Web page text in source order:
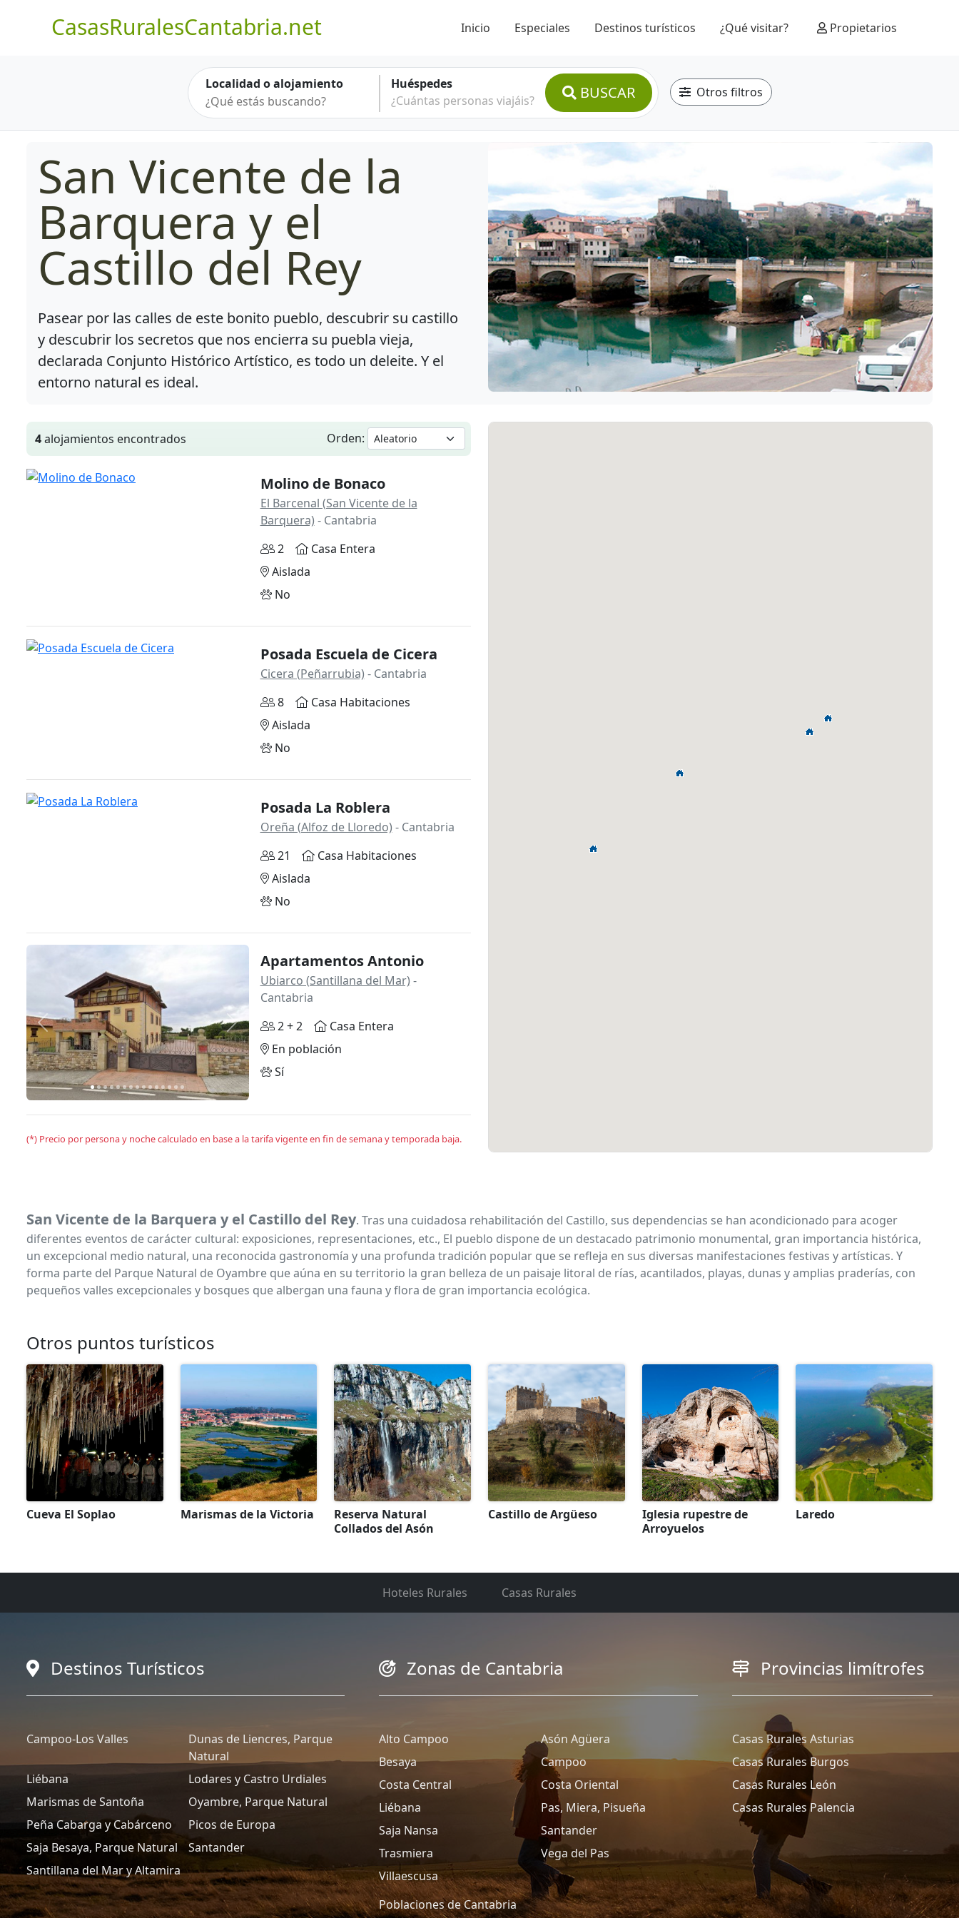
CasasRuralesCantabria.net Inicio Especiales Destinos turísticos ¿Qué visitar? Propietarios
Localidad o alojamiento
Huéspedes
¿Cuántas personas viajáis?
BUSCAR Otros filtros
San Vicente de la
Barquera y el
Castillo del Rey
Pasear por las calles de este bonito pueblo, descubrir su castillo
y descubrir los secretos que nos encierra su puebla vieja,
declarada Conjunto Histórico Artístico, es todo un deleite. Y el
entorno natural es ideal.
4alojamientos encontrados Orden:
Molino de Bonaco
El Barcenal (San Vicente de la
Barquera) - Cantabria
2
Casa Entera
Aislada
No
Posada Escuela de Cicera
Cicera (Peñarrubia) - Cantabria
8
Casa Habitaciones
Aislada
No
Posada La Roblera
Oreña (Alfoz de Lloredo) - Cantabria
21
Casa Habitaciones
Aislada
No
Anterior Siguiente
Apartamentos Antonio
Ubiarco (Santillana del Mar) -
Cantabria
2 + 2
Casa Entera
En población
Sí
(*) Precio por persona y noche calculado en base a la tarifa vigente en fin de semana y temporada baja.
San Vicente de la Barquera y el Castillo del Rey. Tras una cuidadosa rehabilitación del Castillo, sus dependencias se han acondicionado para acoger
diferentes eventos de carácter cultural: exposiciones, representaciones, etc., El pueblo dispone de un destacado patrimonio monumental, gran importancia histórica,
un excepcional medio natural, una reconocida gastronomía y una profunda tradición popular que se refleja en sus diversas manifestaciones festivas y artísticas. Y
forma parte del Parque Natural de Oyambre que aúna en su territorio la gran belleza de un paisaje litoral de rías, acantilados, playas, dunas y amplias praderías, con
pequeños valles excepcionales y bosques que albergan una fauna y flora de gran importancia ecológica.
Otros puntos turísticos
Cueva El Soplao Marismas de la Victoria
Reserva Natural
Collados del Asón
Castillo de Argüeso
Iglesia rupestre de
Arroyuelos
Laredo
Hoteles Rurales Casas Rurales
Destinos Turísticos
Campoo-Los Valles
Dunas de Liencres, Parque
Natural
Liébana
Lodares y Castro Urdiales
Marismas de Santoña
Oyambre, Parque Natural
Peña Cabarga y Cabárceno
Picos de Europa
Saja Besaya, Parque Natural
Santander
Santillana del Mar y Altamira
Zonas de Cantabria
Alto Campoo
Asón Agüera
Besaya
Campoo
Costa Central
Costa Oriental
Liébana
Pas, Miera, Pisueña
Saja Nansa
Santander
Trasmiera
Vega del Pas
Villaescusa
Poblaciones de Cantabria
Provincias limítrofes
Casas Rurales Asturias
Casas Rurales Burgos
Casas Rurales León
Casas Rurales Palencia